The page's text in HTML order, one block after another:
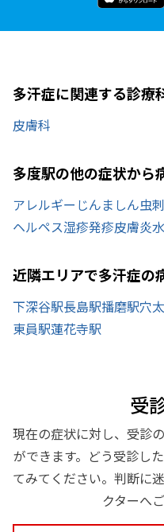
多汗症に関連する診療
皮膚科
多度駅の他の症状から
アレルギー じんましん虫
ヘルペス湿疹発疹皮膚炎
近隣エリアで多汗症の
下深谷駅長島駅播磨駅穴
東員駅蓮花寺駅
受
現在の症状に対し、受診
ができます。どう受診し
てみてください。判断に
クターへ